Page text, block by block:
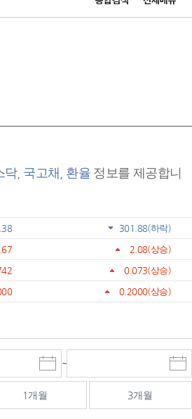
누리집입니다.
, 국고채, 환율 정보를 제공합니
301.88(하락)
2.08(상승)
0.073(상승)
0.2000(상승)
시
작
일
선
~
종
료
선
1개월 3개월